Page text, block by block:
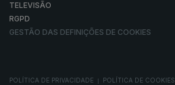
TELEVISÃO
RGPD
GESTÃO DAS DEFINIÇÕES DE COOKIES
POLÍTICA DE PRIVACIDADE POLÍTICA DE COOKIES